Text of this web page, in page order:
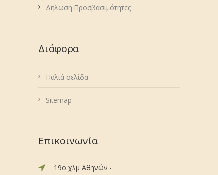
Δήλωση Προσβασιμότητας
Διάφορα
Παλιά σελίδα
Sitemap
Επικοινωνία
19ο χλμ Αθηνών -